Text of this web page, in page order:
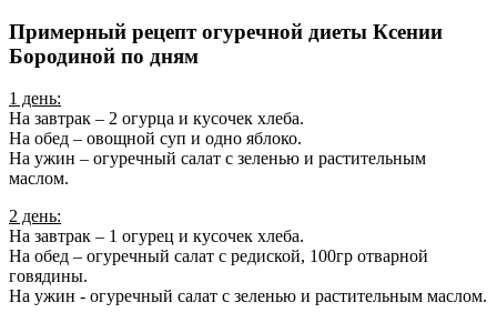
Примерный рецепт огуречной диеты Ксении
Бородиной по дням
1 день:
На завтрак – 2 огурца и кусочек хлеба.
На обед – овощной суп и одно яблоко.
На ужин – огуречный салат с зеленью и растительным
маслом.
2 день:
На завтрак – 1 огурец и кусочек хлеба.
На обед – огуречный салат с редиской, 100гр отварной
говядины.
На ужин - огуречный салат с зеленью и растительным маслом.